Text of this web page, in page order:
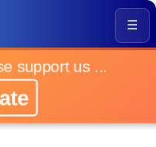
☰
support us ...